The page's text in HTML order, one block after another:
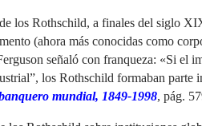
los Rothschild, a finales del siglo
(ahora más conocidas como
señaló con franqueza: «Si el
los Rothschild formaban parte
mundial, 1849-1998, pág.